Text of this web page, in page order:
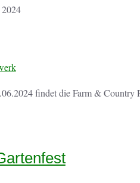
2024
findet die Farm & Country